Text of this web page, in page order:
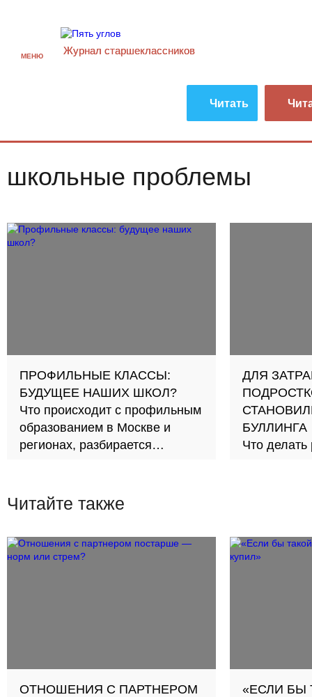
МЕНЮ Журнал старшекласcников
Читать
школьные проблемы
ПРОФИЛЬНЫЕ КЛАССЫ:
БУДУЩЕЕ НАШИХ ШКОЛ?
Что происходит с профильным
образованием в Москве и
регионах, разбирается
ДЛЯ
БУЛЛИНГА
Что делать
Читайте также
ОТНОШЕНИЯ С ПАРТНЕРОМ
«ЕСЛИ БЫ